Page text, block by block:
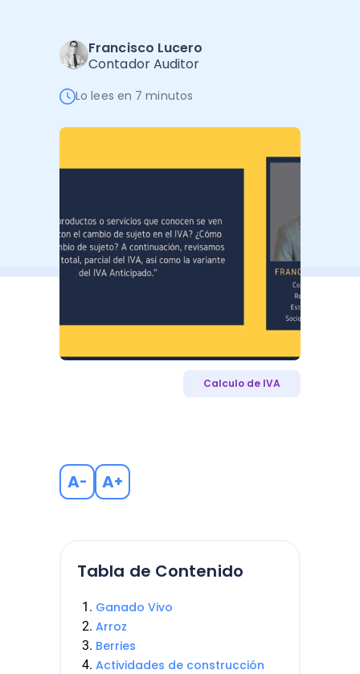
Administración Empresarial
Software Factura y Administración
Autores
Francisco Lucero
Contador Auditor
Lo lees en 7 minutos
Calculo de IVA
A- A+
Tabla de Contenido
Ganado Vivo
Arroz
Berries
Actividades de construcción